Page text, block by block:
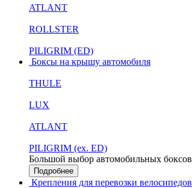
ATLANT
ROLLSTER
PILIGRIM (ED)
Боксы на крышу автомобиля
THULE
LUX
ATLANT
PILIGRIM (ex. ED)
Большой выбор автомобильных боксов
Подробнее
Крепления для перевозки велосипедов